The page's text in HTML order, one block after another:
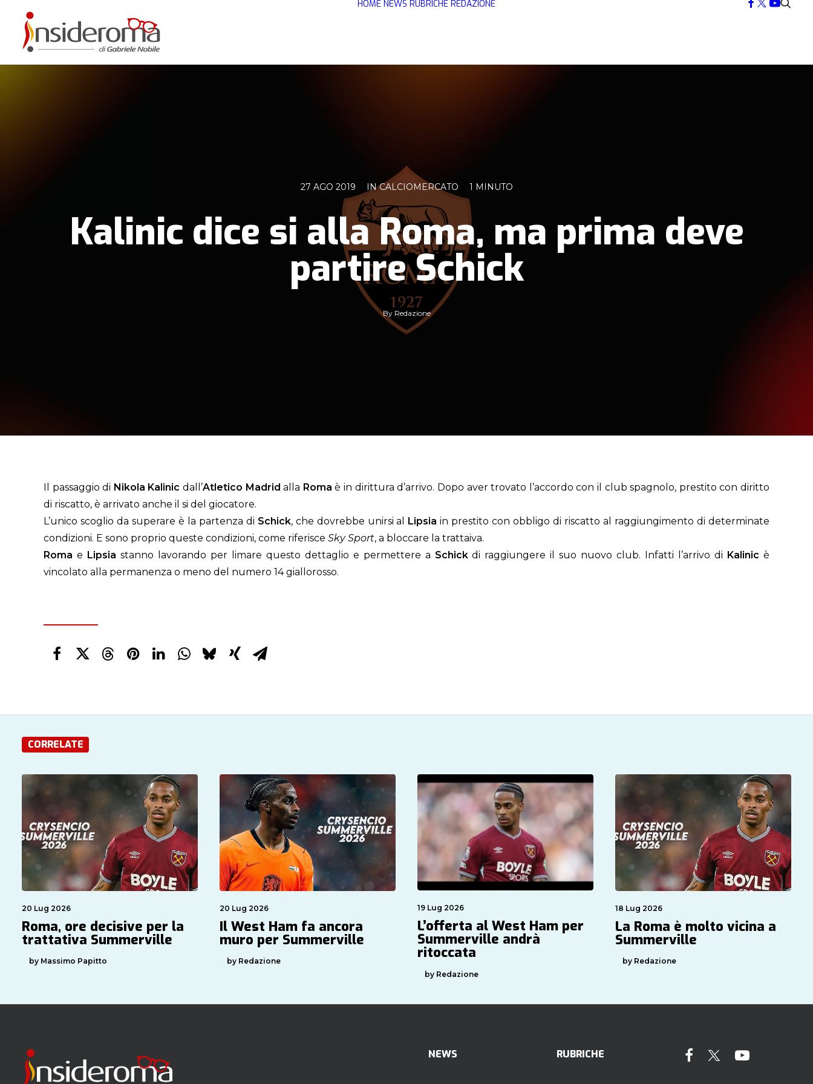
HOME NEWS RUBRICHE REDAZIONE
27 AGO 2019 INCALCIOMERCATO 1 MINUTO
Kalinic dice si alla Roma, ma prima deve
partire Schick
By Redazione
Il passaggio di Nikola Kalinic dall’Atletico Madrid alla Roma è in dirittura d’arrivo. Dopo aver trovato l’accordo con il club spagnolo, prestito con diritto
di riscatto, è arrivato anche il si del giocatore.
L’unico scoglio da superare è la partenza di Schick, che dovrebbe unirsi al Lipsia in prestito con obbligo di riscatto al raggiungimento di determinate
condizioni. E sono proprio queste condizioni, come riferisce Sky Sport, a bloccare la trattaiva.
Roma e Lipsia stanno lavorando per limare questo dettaglio e permettere a Schickdi raggiungere il suo nuovo club. Infatti l’arrivo di Kalinic è
vincolato alla permanenza o meno del numero 14 giallorosso.
CORRELATE
20 Lug 2026
Roma, ore decisive per la
trattativa Summerville
by Massimo Papitto
20 Lug 2026
Il West Ham fa ancora
muro per Summerville
by Redazione
19 Lug 2026
L’offerta al West Ham per
Summerville andrà
ritoccata
by Redazione
18 Lug 2026
La Roma è molto vicina a
Summerville
by Redazione
NEWS RUBRICHE